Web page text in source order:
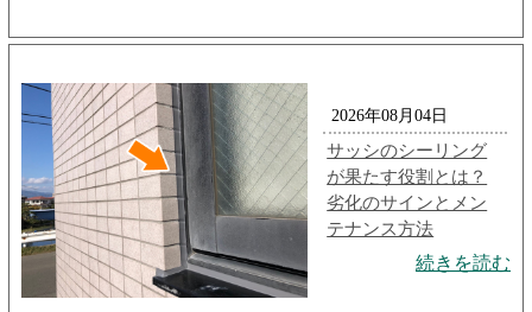
2026年08月04日
サッシのシーリング
が果たす役割とは？
劣化のサインとメン
テナンス方法
続きを読む